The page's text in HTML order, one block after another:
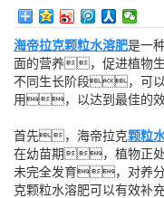
海帝拉克颗粒水溶肥是一
面的营养，促进植物
不同生长阶段，可以
用，以达到最佳的
首先，海帝拉克颗粒
在幼苗期，植物正
未完全发育，对养
克颗粒水溶肥可以有效